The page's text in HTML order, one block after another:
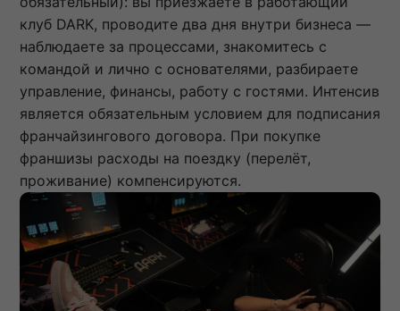
клуб DARK, проводите два дня внутри бизнеса —
наблюдаете за процессами, знакомитесь с
командой и лично с основателями, разбираете
управление, финансы, работу с гостями. Интенсив
является обязательным условием для подписания
франчайзингового договора. При покупке
франшизы расходы на поездку (перелёт,
проживание) компенсируются.